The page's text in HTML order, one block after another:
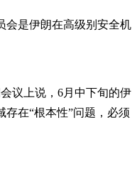
会是伊朗在高级别安全机
议上说，6月中下旬的伊
在“根本性”问题，必须